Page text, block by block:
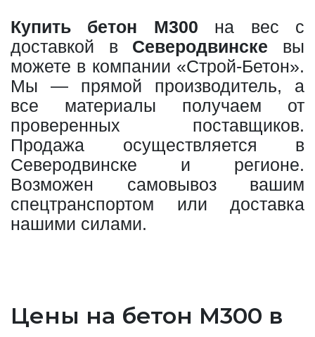
Купить бетон М300 на вес с
доставкой в Северодвинске вы
можете в компании «Строй-Бетон».
Мы — прямой производитель, а
все материалы получаем от
проверенных поставщиков.
Продажа осуществляется в
Северодвинске и регионе.
Возможен самовывоз вашим
спецтранспортом или доставка
нашими силами.
Цены на бетон М300 в